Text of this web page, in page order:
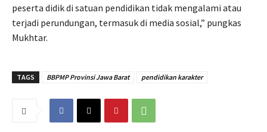
peserta didik di satuan pendidikan tidak mengalami atau
terjadi perundungan, termasuk di media sosial,” pungkas
Mukhtar.
TAGS BBPMP Provinsi Jawa Barat pendidikan karakter